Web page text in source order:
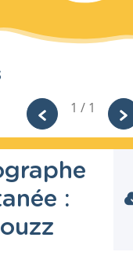
1 / 1
: